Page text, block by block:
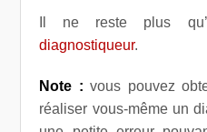
Il ne reste plus
diagnostiqueur.
Note : vous pouvez
réaliser vous-même un